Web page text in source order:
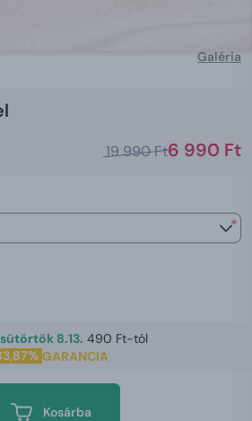
Galéria
19 990 Ft6 990 Ft
*
8.13. 490 Ft-tól
GARANCIA
Kosárba